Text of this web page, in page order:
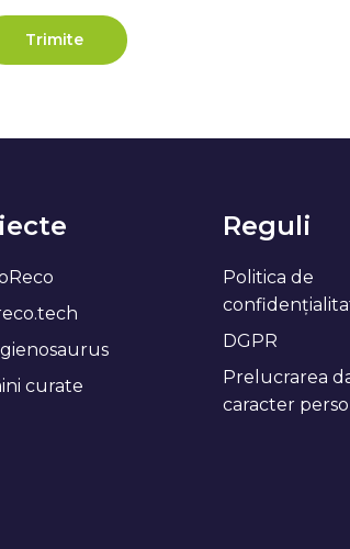
Trimite
curate
Reguli
Politica de
DGPR
Prelucrarea
caracter